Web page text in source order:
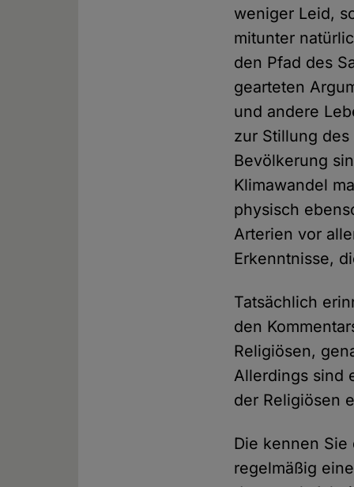
weniger Leid,
mitunter
den Pfad des
gearteten
und andere
zur Stillung
Bevölkerung
Klimawandel
physisch
Arterien vor
Erkenntnisse,
Tatsächlich
den
Religiösen,
Allerdings sind
der Religiösen
Die kennen
regelmäßig